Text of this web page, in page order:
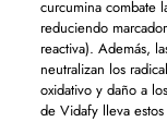
curcumina combate
reduciendo
reactiva). Además,
neutralizan los
oxidativo y daño a
de Vidafy lleva